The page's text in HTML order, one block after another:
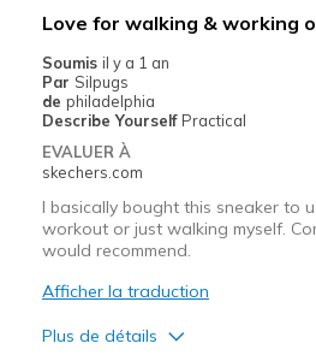
Love for walking & working
Soumis il y a 1 an
Par Silpugs
de philadelphia
Describe Yourself Practical
EVALUER À
skechers.com
I basically bought this sneaker to
workout or just walking myself.
would recommend.
Afficher la traduction
Plus de détails